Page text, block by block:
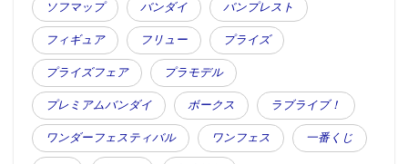
ソフマップ バンダイ バンプレスト
フィギュア フリュー プライズ
プライズフェア プラモデル
プレミアムバンダイ ボークス ラブライブ！
ワンダーフェスティバル ワンフェス 一番くじ